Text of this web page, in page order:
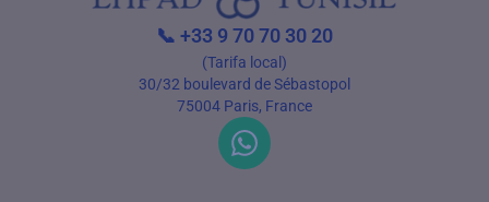
📞 +33 9 70 70 30 20
(Tarifa local)
30/32 boulevard de Sébastopol
75004 Paris, France